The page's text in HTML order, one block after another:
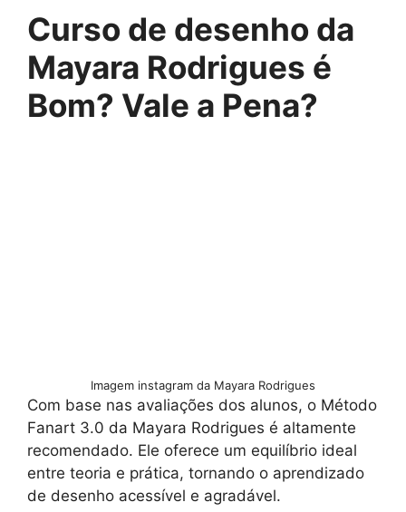
Curso de desenho da
Mayara Rodrigues é
Bom? Vale a Pena?
Imagem instagram da Mayara Rodrigues
Com base nas avaliações dos alunos, o Método
Fanart 3.0 da Mayara Rodrigues é altamente
recomendado. Ele oferece um equilíbrio ideal
entre teoria e prática, tornando o aprendizado
de desenho acessível e agradável.